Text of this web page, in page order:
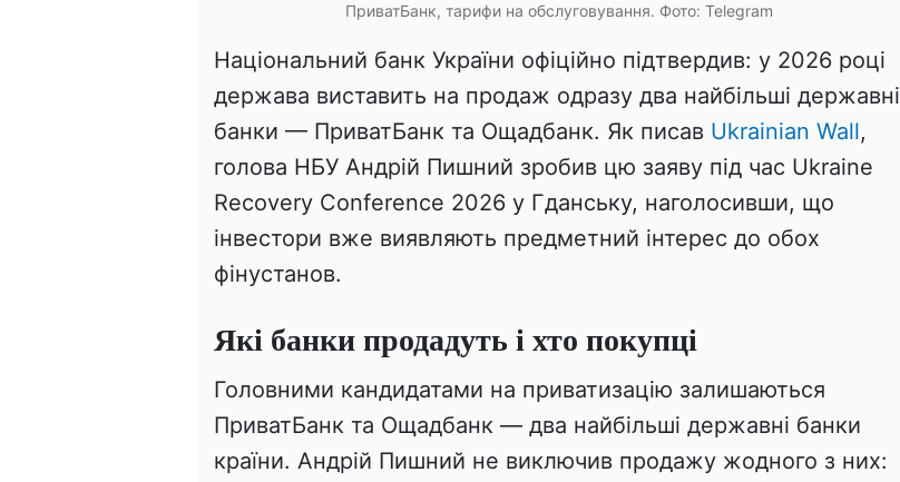
ПриватБанк, тарифи на обслуговування. Фото: Telegram
Національний банк України офіційно підтвердив: у 2026 році
держава виставить на продаж одразу два найбільші державні
банки — ПриватБанк та Ощадбанк. Як писав Ukrainian Wall,
голова НБУ Андрій Пишний зробив цю заяву під час Ukraine
Recovery Conference 2026 у Гданську, наголосивши, що
інвестори вже виявляють предметний інтерес до обох
фінустанов.
Які банки продадуть і хто покупці
Головними кандидатами на приватизацію залишаються
ПриватБанк та Ощадбанк — два найбільші державні банки
країни. Андрій Пишний не виключив продажу жодного з них: